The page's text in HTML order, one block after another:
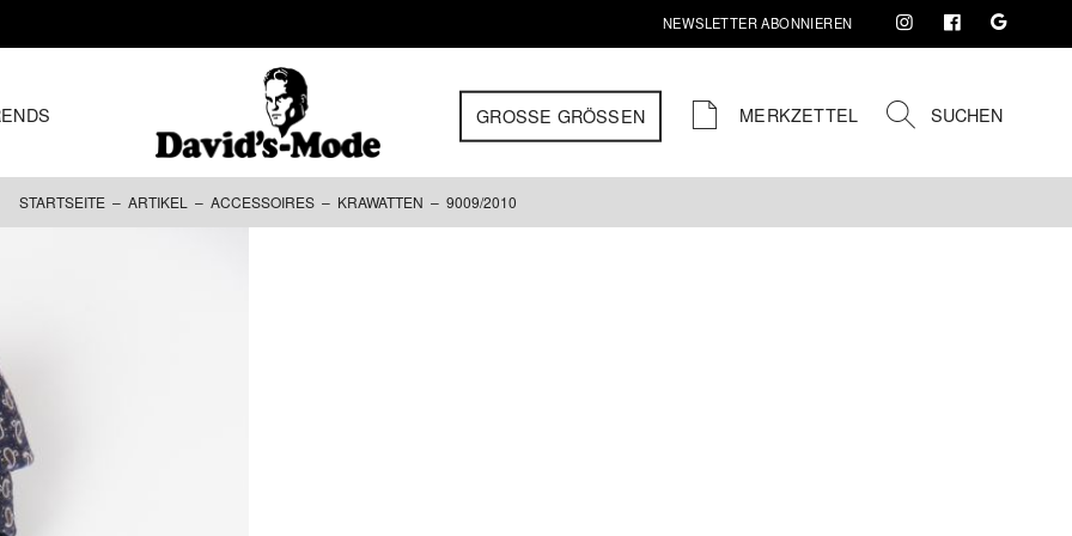
NEWSLETTER ABONNIEREN
GROSSE GRÖSSEN MERKZETTEL SUCHEN
STARTSEITE – ARTIKEL – ACCESSOIRES – KRAWATTEN – 9009/2010